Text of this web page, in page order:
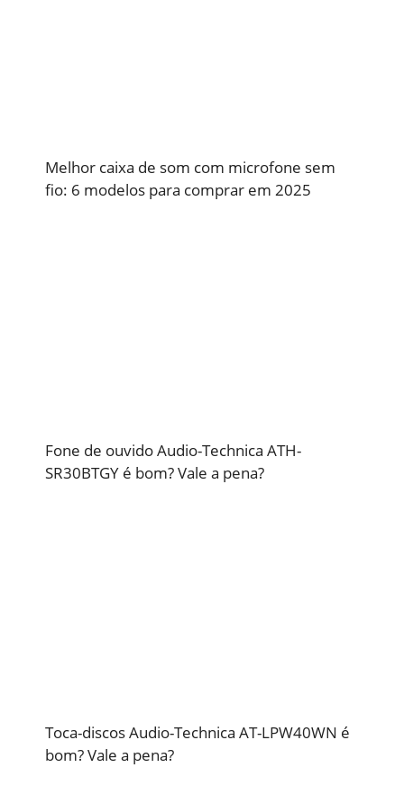
Melhor caixa de som com microfone sem
fio: 6 modelos para comprar em 2025
Fone de ouvido Audio-Technica ATH-
SR30BTGY é bom? Vale a pena?
Toca-discos Audio-Technica AT-LPW40WN é
bom? Vale a pena?